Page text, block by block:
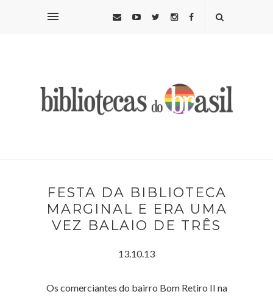
FESTA DA BIBLIOTECA
MARGINAL E ERA UMA
VEZ BALAIO DE TRÊS
13.10.13
Os comerciantes do bairro Bom Retiro II na